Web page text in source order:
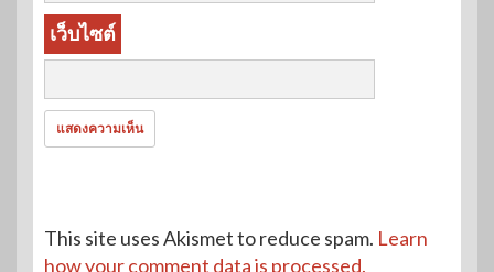
เว็บไซต์
This site uses Akismet to reduce spam. Learn
how your comment data is processed.